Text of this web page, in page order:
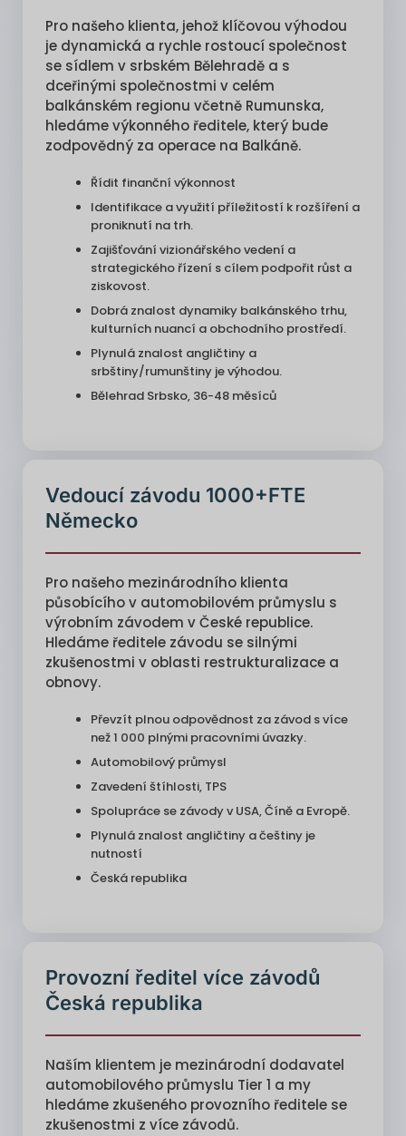
Pro našeho klienta, jehož klíčovou výhodou
je dynamická a rychle rostoucí společnost
se sídlem v srbském Bělehradě a s
dceřinými společnostmi v celém
balkánském regionu včetně Rumunska,
hledáme výkonného ředitele, který bude
zodpovědný za operace na Balkáně.
Řídit finanční výkonnost
Identifikace a využití příležitostí k rozšíření a
proniknutí na trh.
Zajišťování vizionářského vedení a
strategického řízení s cílem podpořit růst a
ziskovost.
Dobrá znalost dynamiky balkánského trhu,
kulturních nuancí a obchodního prostředí.
Plynulá znalost angličtiny a
srbštiny/rumunštiny je výhodou.
Bělehrad Srbsko, 36-48 měsíců
Vedoucí závodu 1000+FTE
Německo
Pro našeho mezinárodního klienta
působícího v automobilovém průmyslu s
výrobním závodem v České republice.
Hledáme ředitele závodu se silnými
zkušenostmi v oblasti restrukturalizace a
obnovy.
Převzít plnou odpovědnost za závod s více
než 1 000 plnými pracovními úvazky.
Automobilový průmysl
Zavedení štíhlosti, TPS
Spolupráce se závody v USA, Číně a Evropě.
Plynulá znalost angličtiny a češtiny je
nutností
Česká republika
Provozní ředitel více závodů
Česká republika
Naším klientem je mezinárodní dodavatel
automobilového průmyslu Tier 1 a my
hledáme zkušeného provozního ředitele se
zkušenostmi z více závodů.